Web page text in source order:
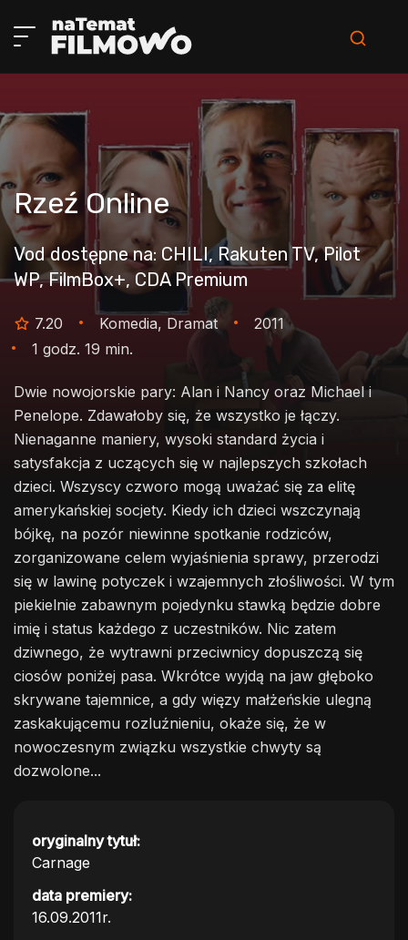
RzeźOnline
Vod dostępne na: CHILI, Rakuten TV, Pilot
WP, FilmBox+, CDA Premium
7.20 Komedia, Dramat
2011
1 godz. 19 min.
Dwie nowojorskie pary: Alan i Nancy oraz Michael i
Penelope. Zdawałoby się, że wszystko je łączy.
Nienaganne maniery, wysoki standard życia i
satysfakcja z uczących się w najlepszych szkołach
dzieci. Wszyscy czworo mogą uważać się za elitę
amerykańskiej socjety. Kiedy ich dzieci wszczynają
bójkę, na pozór niewinne spotkanie rodziców,
zorganizowane celem wyjaśnienia sprawy, przerodzi
się w lawinę potyczek i wzajemnych złośliwości. W tym
piekielnie zabawnym pojedynku stawką będzie dobre
imię i status każdego z uczestników. Nic zatem
dziwnego, że wytrawni przeciwnicy dopuszczą się
ciosów poniżej pasa. Wkrótce wyjdą na jaw głęboko
skrywane tajemnice, a gdy więzy małżeńskie ulegną
zaskakującemu rozluźnieniu, okaże się, że w
nowoczesnym związku wszystkie chwyty są
dozwolone...
oryginalny tytuł:
Carnage
data premiery:
16.09.2011r.